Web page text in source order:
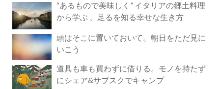
“あるもので美味しく” イタリアの郷土料理
から学ぶ 、足るを知る幸せな生き方
頭はそこに置いておいて。朝日をただ見に
いこう
道具も車も買わずに借りる。モノを持たず
にシェア&サブスクでキャンプ